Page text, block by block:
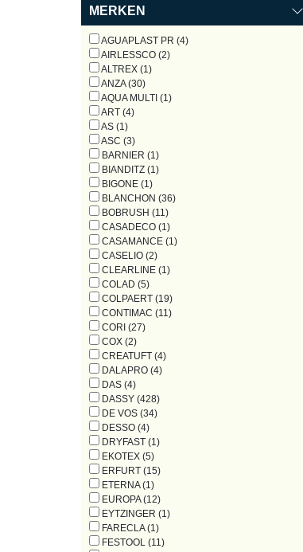
MERKEN
AGUAPLAST PR (4)
AIRLESSCO (2)
ALTREX (1)
ANZA (30)
AQUA MULTI (1)
ART (4)
AS (1)
ASC (3)
BARNIER (1)
BIANDITZ (1)
BIGONE (1)
BLANCHON (36)
BOBRUSH (11)
CASADECO (1)
CASAMANCE (1)
CASELIO (2)
CLEARLINE (1)
COLAD (5)
COLPAERT (19)
CONTIMAC (11)
CORI (27)
COX (2)
CREATUFT (4)
DALAPRO (4)
DAS (4)
DASSY (428)
DE VOS (34)
DESSO (4)
DRYFAST (1)
EKOTEX (5)
ERFURT (15)
ETERNA (1)
EUROPA (12)
EYTZINGER (1)
FARECLA (1)
FESTOOL (11)